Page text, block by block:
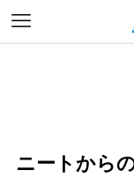
ニートから